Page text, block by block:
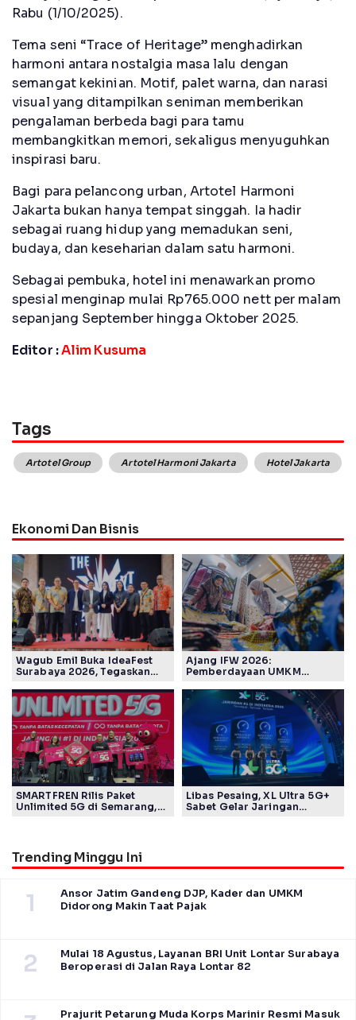
Rabu (1/10/2025).
Tema seni “Trace of Heritage” menghadirkan
harmoni antara nostalgia masa lalu dengan
semangat kekinian. Motif, palet warna, dan narasi
visual yang ditampilkan seniman memberikan
pengalaman berbeda bagi para tamu
membangkitkan memori, sekaligus menyuguhkan
inspirasi baru.
Bagi para pelancong urban, Artotel Harmoni
Jakarta bukan hanya tempat singgah. Ia hadir
sebagai ruang hidup yang memadukan seni,
budaya, dan keseharian dalam satu harmoni.
Sebagai pembuka, hotel ini menawarkan promo
spesial menginap mulai Rp765.000 nett per malam
sepanjang September hingga Oktober 2025.
Editor :Alim Kusuma
Tags
Artotel Group Artotel Harmoni Jakarta Hotel Jakarta
Ekonomi Dan Bisnis
Wagub Emil Buka IdeaFest
Surabaya 2026, Tegaskan
Timur
Ajang IFW 2026:
Pemberdayaan UMKM
Kelompok Disabilitas dan
Keberlanjutan
SMARTFREN Rilis Paket
Unlimited 5G di Semarang,
Libas Pesaing, XL Ultra 5G+
Sabet Gelar Jaringan
Trending Minggu Ini
1
Ansor Jatim Gandeng DJP, Kader dan UMKM
Didorong Makin Taat Pajak
2
Mulai 18 Agustus, Layanan BRI Unit Lontar Surabaya
Beroperasi di Jalan Raya Lontar 82
Prajurit Petarung Muda Korps Marinir Resmi Masuk